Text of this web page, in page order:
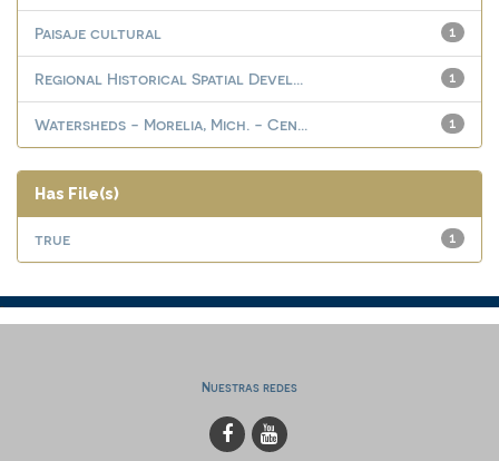
1
Paisaje cultural
1
Regional Historical Spatial Devel...
1
Watersheds - Morelia, Mich. - Cen...
Has File(s)
1
true
Nuestras redes